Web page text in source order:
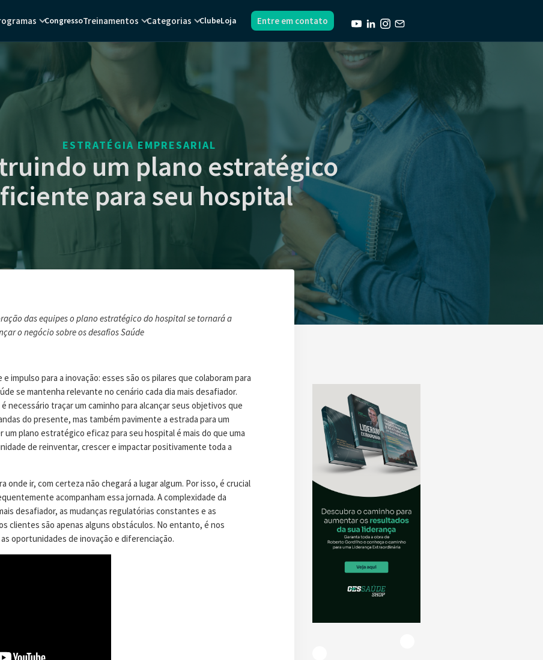
CongressoTreinamentos Categorias ClubeLoja Entre em contato
ESTRATÉGIA EMPRESARIAL
um plano estratégico
para seu hospital
das equipes o plano estratégico do hospital se tornará a
o negócio sobre os desafios Saúde
impulso para a inovação: esses são os pilares que colaboram para
se mantenha relevante no cenário cada dia mais desafiador.
necessário traçar um caminho para alcançar seus objetivos que
do presente, mas também pavimente a estrada para um
plano estratégico eficaz para seu hospital é mais do que uma
de reinventar, crescer e impactar positivamente toda a
onde ir, com certeza não chegará a lugar algum. Por isso, é crucial
acompanham essa jornada. A complexidade da
desafiador, as mudanças regulatórias constantes e as
clientes são apenas alguns obstáculos. No entanto, é nos
oportunidades de inovação e diferenciação.